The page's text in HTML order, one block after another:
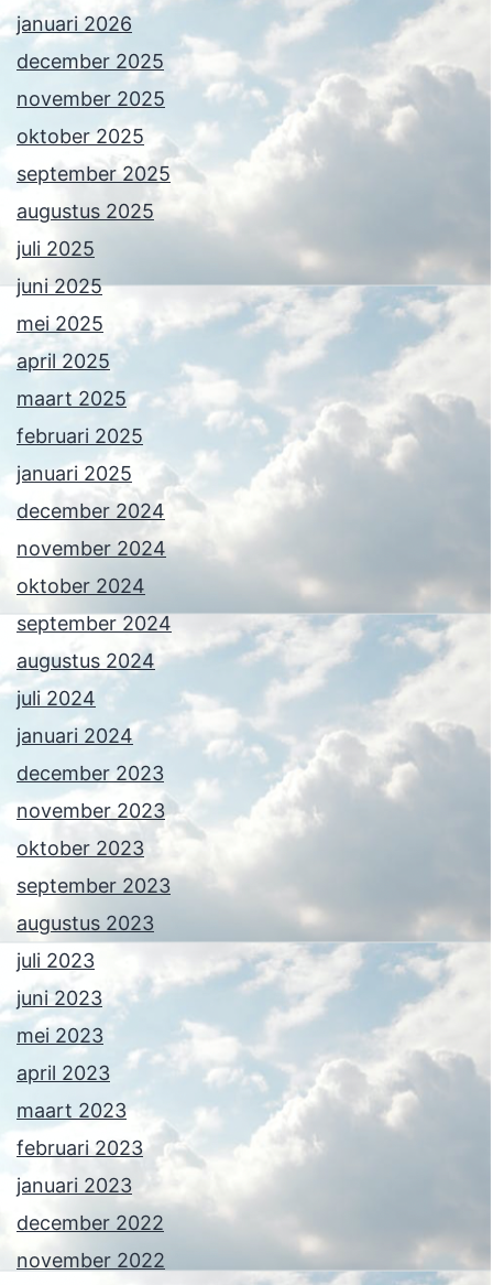
januari 2026
december 2025
november 2025
oktober 2025
september 2025
augustus 2025
juli 2025
juni 2025
mei 2025
april 2025
maart 2025
februari 2025
januari 2025
december 2024
november 2024
oktober 2024
september 2024
augustus 2024
juli 2024
januari 2024
december 2023
november 2023
oktober 2023
september 2023
augustus 2023
juli 2023
juni 2023
mei 2023
april 2023
maart 2023
februari 2023
januari 2023
december 2022
november 2022